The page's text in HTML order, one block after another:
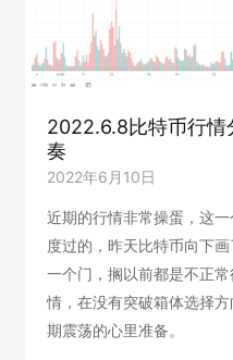
2022.6.8比特币行
奏
2022年6月10日
近期的行情非常操蛋，这
度过的，昨天比特币向下
一个门，搁以前都是不正
情，在没有突破箱体选择
期震荡的心里准备。